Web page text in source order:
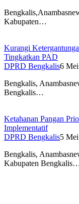
Kabupaten…
Kurangi
Tingkatkan PAD
DPRD Bengkalis6
Bengkalis,
Bengkalis…
Ketahanan Pangan
Implementatif
DPRD Bengkalis5
Bengkalis,
Kabupaten